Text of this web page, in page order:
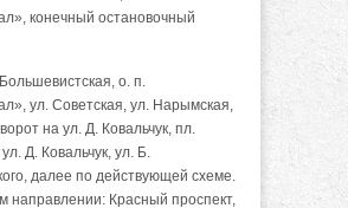
конечный остановочный
о. п.
ул. Советская, ул. Нарымская,
на ул. Д. Ковальчук, пл.
Д. Ковальчук, ул. Б.
далее по действующей схеме.
направлении: Красный проспект,